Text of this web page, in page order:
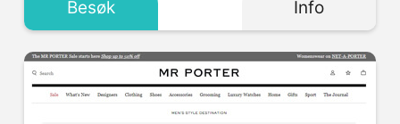
Besøk Info